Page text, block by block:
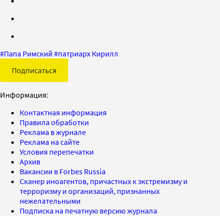
#Папа Римский #патриарх Кирилл
Подписаться
Информация:
Контактная информация
Правила обработки
Реклама в журнале
Реклама на сайте
Условия перепечатки
Архив
Вакансии в Forbes Russia
Сканер иноагентов, причастных к экстремизму и
терроризму и организаций, признанных
нежелательными
Подписка на печатную версию журнала